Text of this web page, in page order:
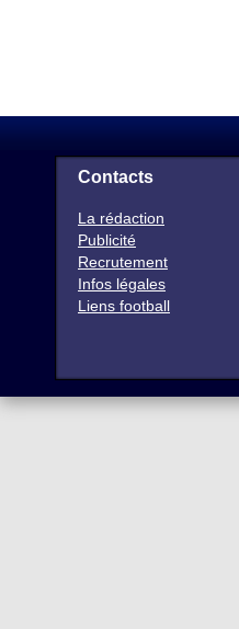
Contacts
La rédaction
Publicité
Recrutement
Infos légales
Liens football